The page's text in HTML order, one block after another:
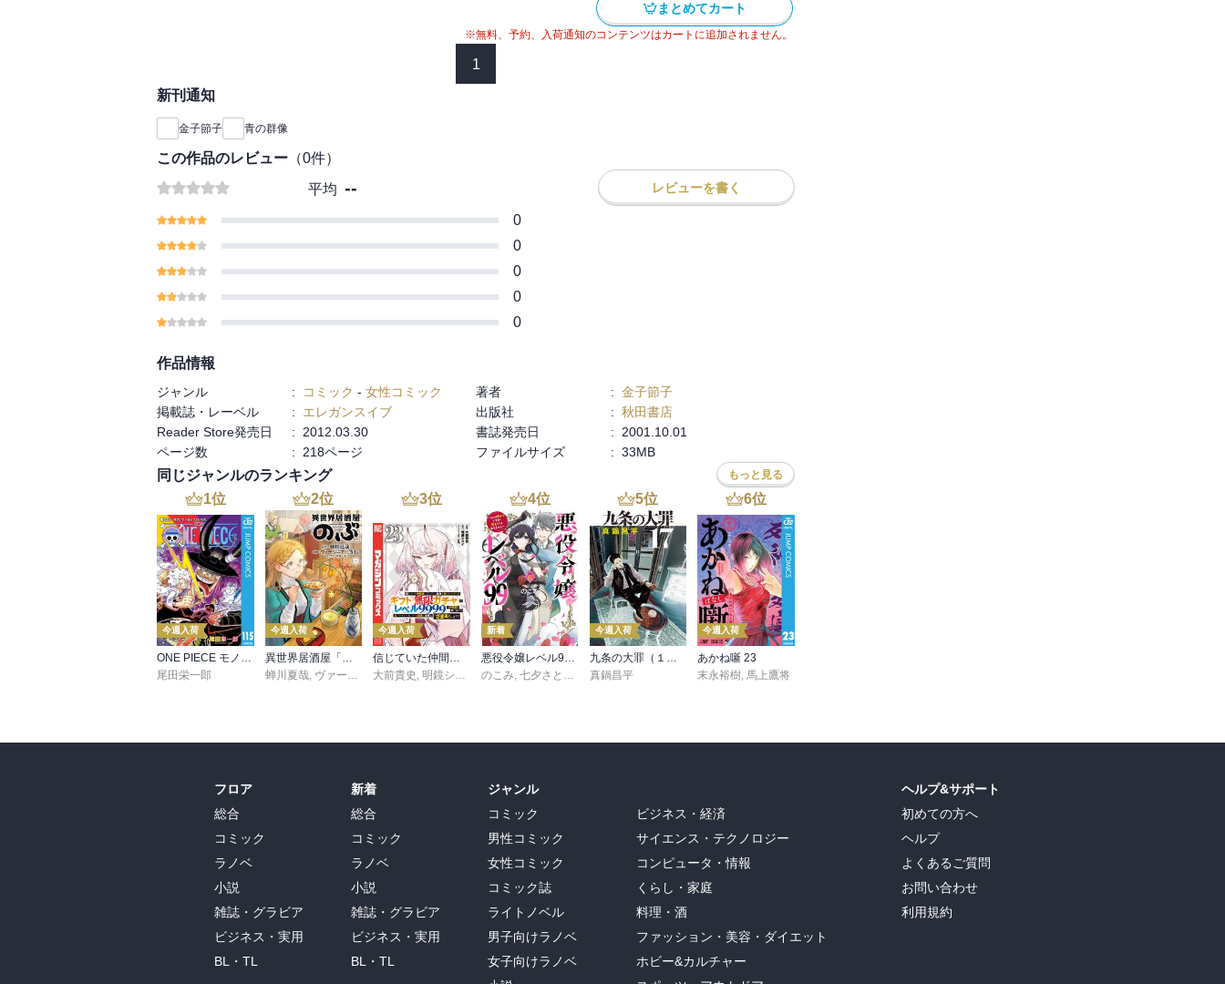
まとめてカート
※無料、予約、入荷通知のコンテンツはカートに追加されません。
1
新刊通知
金子節子 青の群像
この作品のレビュー （0件）
平均 -- レビューを書く
0
0
0
0
0
作品情報
ジャンル : コミック - 女性コミック 著者 : 金子節子
掲載誌・レーベル
: エレガンスイブ 出版社 : 秋田書店
Reader Store発売日
: 2012.03.30 書誌発売日 :
2001.10.01
ページ数
: 218ページ ファイルサイズ : 33MB
同じジャンルのランキング もっと見る
1位
今週入荷
ONE PIECE モノクロ版 115
尾田栄一郎
2位
今週入荷
異世界居酒屋「のぶ」(22)
蝉川夏哉, ヴァージニア二等兵 ,転
3位
今週入荷
信じていた仲間達にダンジョン奥地で殺されかけたがギフト『無限ガチャ』でレベル９９９９の仲間達を手に入れて元パーティーメンバーと世界に復讐＆『ざまぁ！』します！（２３）
大前貴史 ,明鏡シスイ ,ｔｅｆ
4位
新着
悪役令嬢レベル99 ～私は裏ボスですが魔王ではありません～ その６
のこみ, 七夕さとり Tea
5位
今週入荷
九条の大罪（１７）
真鍋昌平
6位
今週入荷
あかね噺 23
末永裕樹,馬上鷹将
フロア
総合
コミック
ラノベ
小説
雑誌・グラビア
ビジネス・実用
BL・TL
新着
総合
コミック
ラノベ
小説
雑誌・グラビア
ビジネス・実用
BL・TL
ジャンル
コミック
男性コミック
女性コミック
コミック誌
ライトノベル
男子向けラノベ
女子向けラノベ
ビジネス・経済
サイエンス・テクノロジー
コンピュータ・情報
くらし・家庭
料理・酒
ファッション・美容・ダイエット
ホビー&カルチャー
ヘルプ&サポート
初めての方へ
ヘルプ
よくあるご質問
お問い合わせ
利用規約